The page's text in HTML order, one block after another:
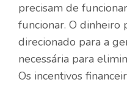
precisam de
funcionar. O dinheiro
direcionado para a
necessária para
Os incentivos